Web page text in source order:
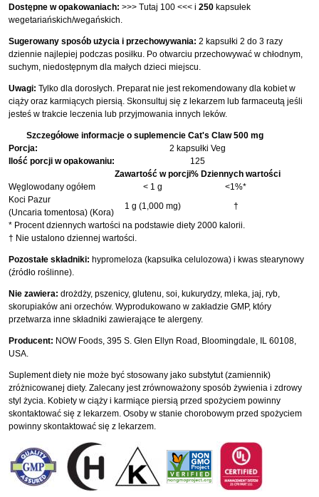
Dostępne w opakowaniach: >>> Tutaj 100 <<< i 250 kapsułek
wegetariańskich/wegańskich.
Sugerowany sposób użycia i przechowywania: 2 kapsułki 2 do 3 razy
dziennie najlepiej podczas posiłku. Po otwarciu przechowywać w chłodnym,
suchym, niedostępnym dla małych dzieci miejscu.
Uwagi: Tylko dla dorosłych. Preparat nie jest rekomendowany dla kobiet w
ciąży oraz karmiących piersią. Skonsultuj się z lekarzem lub farmaceutą jeśli
jesteś w trakcie leczenia lub przyjmowania innych leków.
Szczegółowe informacje o suplemencie Cat's Claw 500 mg
Porcja:
2 kapsułki Veg
Ilość porcji w opakowaniu:
125
Zawartość w porcji% Dziennych wartości
* Procent dziennych wartości na podstawie diety 2000 kalorii.
† Nie ustalono dziennej wartości.
Węglowodany ogółem < 1 g
<1%*
Koci Pazur
(Uncaria tomentosa) (Kora)
1 g (1,000 mg) †
Pozostałe składniki: hypromeloza (kapsułka celulozowa) i kwas stearynowy
(źródło roślinne).
Nie zawiera: drożdży, pszenicy, glutenu, soi, kukurydzy, mleka, jaj, ryb,
skorupiaków ani orzechów. Wyprodukowano w zakładzie GMP, który
przetwarza inne składniki zawierające te alergeny.
Producent: NOW Foods, 395 S. Glen Ellyn Road, Bloomingdale, IL 60108,
USA.
Suplement diety nie może być stosowany jako substytut (zamiennik)
zróżnicowanej diety. Zalecany jest zrównoważony sposób żywienia i zdrowy
styl życia. Kobiety w ciąży i karmiące piersią przed spożyciem powinny
skontaktować się z lekarzem. Osoby w stanie chorobowym przed spożyciem
powinny skontaktować się z lekarzem.